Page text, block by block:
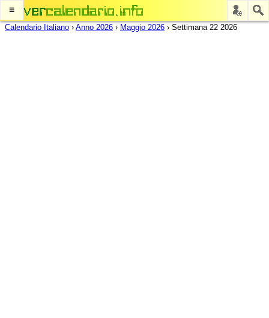
≡
Calendario Italiano › Anno 2026 › Maggio 2026 › Settimana 22 2026